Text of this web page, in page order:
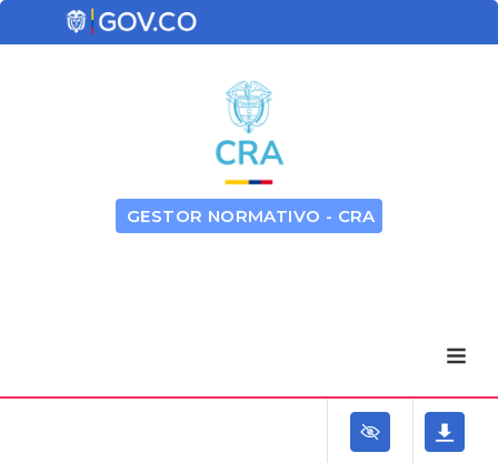
GESTOR NORMATIVO - CRA